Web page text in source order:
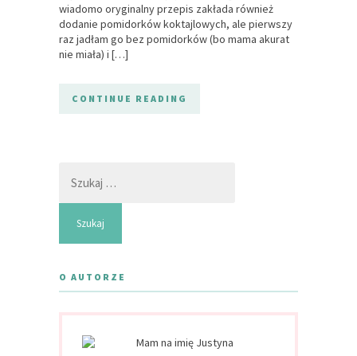
wiadomo oryginalny przepis zakłada również
dodanie pomidorków koktajlowych, ale pierwszy
raz jadłam go bez pomidorków (bo mama akurat
nie miała) i […]
CONTINUE READING
O AUTORZE